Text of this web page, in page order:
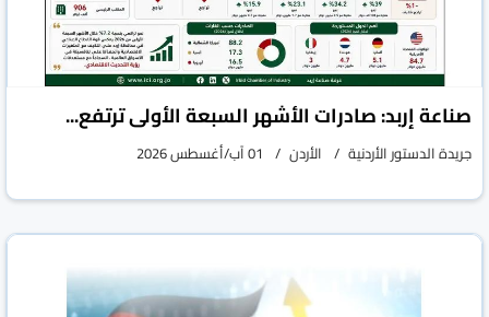
صناعة إربد: صادرات الأشهر السبعة الأولى ترتفع...
جريدة الدستور الأردنية الأردن 01 آب/أغسطس 2026